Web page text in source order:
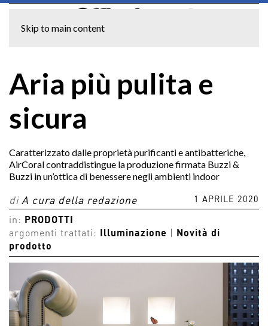
Skip to main content
Aria più pulita e
sicura
Caratterizzato dalle proprietà purificanti e antibatteriche,
AirCoral contraddistingue la produzione firmata Buzzi &
Buzzi in un’ottica di benessere negli ambienti indoor
di A cura della redazione 1 APRILE 2020
in:
PRODOTTI
argomenti trattati:
Illuminazione
Novità di
prodotto